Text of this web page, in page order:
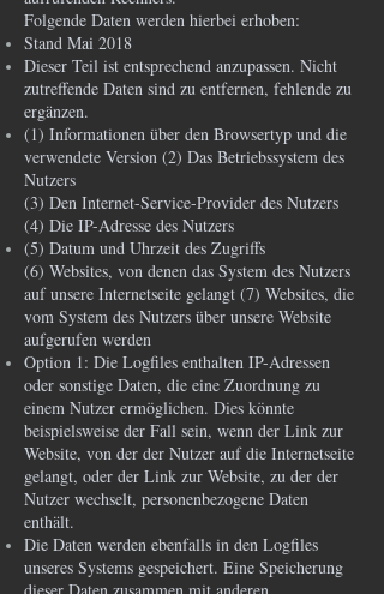
Folgende Daten werden hierbei erhoben:
Stand Mai 2018
Dieser Teil ist entsprechend anzupassen. Nicht
zutreffende Daten sind zu entfernen, fehlende zu
ergänzen.
(1) Informationen über den Browsertyp und die
verwendete Version (2) Das Betriebssystem des
Nutzers
(3) Den Internet-Service-Provider des Nutzers
(4) Die IP-Adresse des Nutzers
(5) Datum und Uhrzeit des Zugriffs
(6) Websites, von denen das System des Nutzers
auf unsere Internetseite gelangt (7) Websites, die
vom System des Nutzers über unsere Website
aufgerufen werden
Option 1: Die Logfiles enthalten IP-Adressen
oder sonstige Daten, die eine Zuordnung zu
einem Nutzer ermöglichen. Dies könnte
beispielsweise der Fall sein, wenn der Link zur
Website, von der der Nutzer auf die Internetseite
gelangt, oder der Link zur Website, zu der der
Nutzer wechselt, personenbezogene Daten
enthält.
Die Daten werden ebenfalls in den Logfiles
unseres Systems gespeichert. Eine Speicherung
dieser Daten zusammen mit anderen